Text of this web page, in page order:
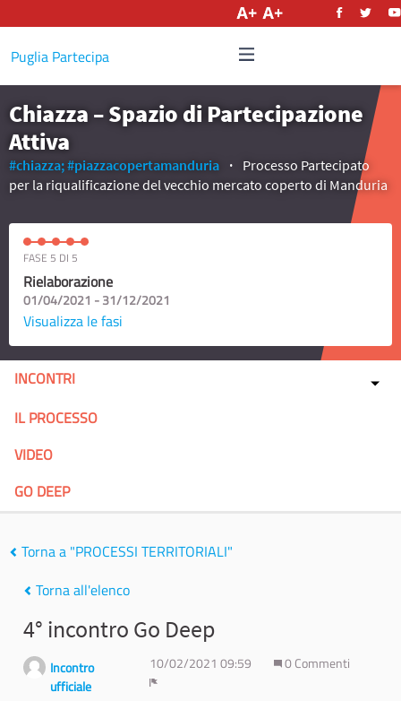
Puglia Partecipa
Chiazza – Spazio di Partecipazione
Attiva
#chiazza;#piazzacopertamanduria
Processo Partecipato
per la riqualificazione del vecchio mercato coperto di Manduria
FASE 5 DI 5
Rielaborazione
01/04/2021 - 31/12/2021
Visualizza le fasi
INCONTRI
IL PROCESSO
VIDEO
GO DEEP
Torna a "PROCESSI TERRITORIALI"
Torna all'elenco
4° incontro Go Deep
Incontro
ufficiale
10/02/2021 09:59
0 Commenti